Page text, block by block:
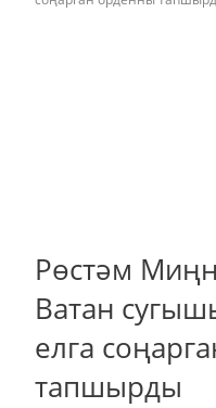
Рөстәм
Ватан
елга
тапшырды